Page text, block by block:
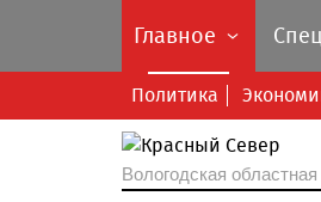
Главное
Политика
Вологодская областная